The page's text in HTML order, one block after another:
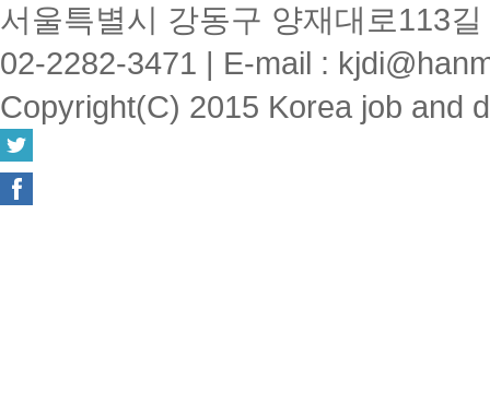
서울특별시 강동구 양재대로113
02-2282-3471 | E-mail :
Copyright(C) 2015 Korea job and